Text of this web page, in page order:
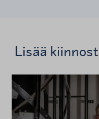
Lisää